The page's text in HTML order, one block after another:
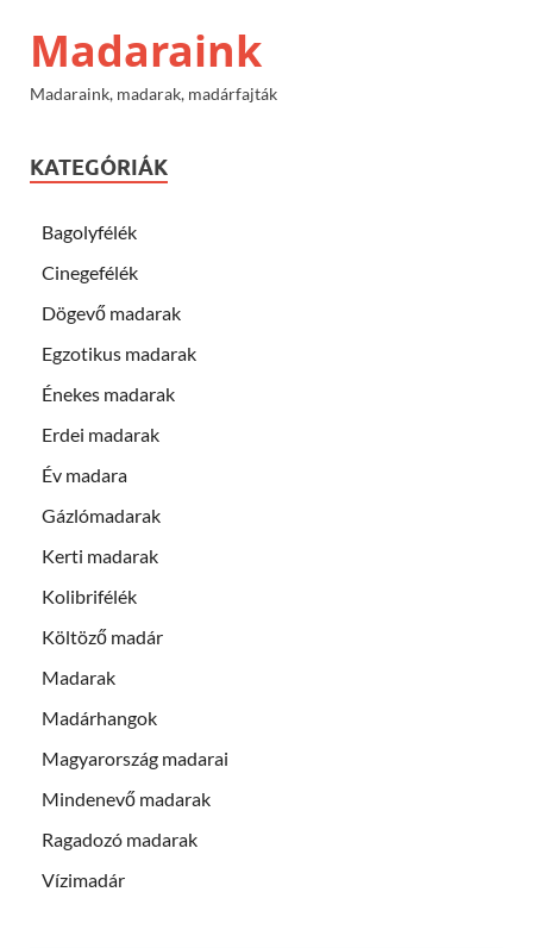
Madaraink
Madaraink, madarak, madárfajták
KATEGÓRIÁK
Bagolyfélék
Cinegefélék
Dögevő madarak
Egzotikus madarak
Énekes madarak
Erdei madarak
Év madara
Gázlómadarak
Kerti madarak
Kolibrifélék
Költöző madár
Madarak
Madárhangok
Magyarország madarai
Mindenevő madarak
Ragadozó madarak
Vízimadár